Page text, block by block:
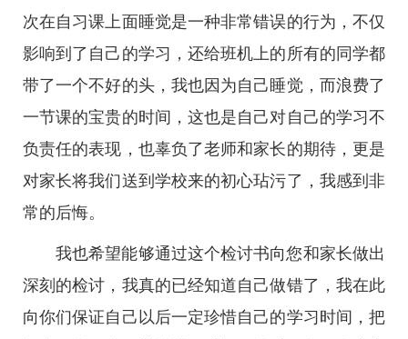
次在自习课上面睡觉是一种非常错误的行为，不仅
影响到了自己的学习，还给班机上的所有的同学都
带了一个不好的头，我也因为自己睡觉，而浪费了
一节课的宝贵的时间，这也是自己对自己的学习不
负责任的表现，也辜负了老师和家长的期待，更是
对家长将我们送到学校来的初心玷污了，我感到非
常的后悔。
我也希望能够通过这个检讨书向您和家长做出
深刻的检讨，我真的已经知道自己做错了，我在此
向你们保证自己以后一定珍惜自己的学习时间，把